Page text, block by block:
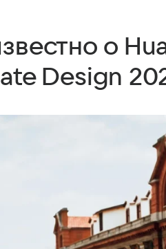
о
Design